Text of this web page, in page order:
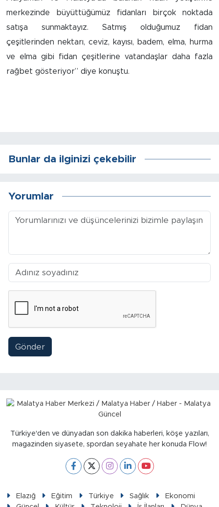
merkezinde büyüttüğümüz fidanları birçok noktada
satışa sunmaktayız. Satmış olduğumuz fidan
çeşitlerinden nektarı, ceviz, kayısı, badem, elma, hurma
ve elma gibi fidan çeşitlerine vatandaşlar daha fazla
rağbet gösteriyor” diye konuştu.
Bunlar da ilginizi çekebilir
Yorumlar
Gönder
Türkiye'den ve dünyadan son dakika haberleri, köşe yazıları,
magazinden siyasete, spordan seyahate her konuda Flow!
Elazığ Eğitim Türkiye Sağlık
Ekonomi
Akçadağ
Doğanyol
Arapgir
Doğanşehir
Hekimhan
Kale
Magazin
Sinema
Asayiş
Siyaset